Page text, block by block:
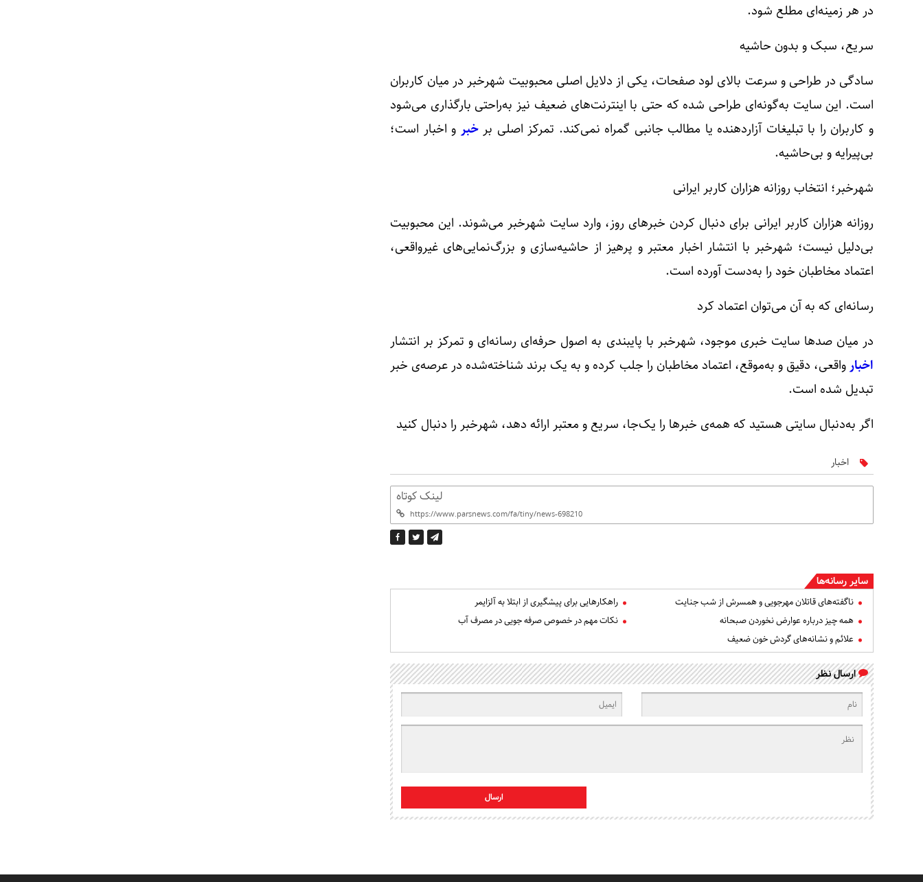
در هر زمینه‌ای مطلع شود.
سریع، سبک و بدون حاشیه
سادگی در طراحی و سرعت بالای لود صفحات، یکی از دلایل اصلی محبوبیت شهرخبر در میان کاربران
است. این سایت به‌گونه‌ای طراحی شده که حتی با اینترنت‌های ضعیف نیز به‌راحتی بارگذاری می‌شود
و کاربران را با تبلیغات آزاردهنده یا مطالب جانبی گمراه نمی‌کند. تمرکز اصلی برخبر و اخبار است؛
بی‌پیرایه و بی‌حاشیه.
شهرخبر؛ انتخاب روزانه هزاران کاربر ایرانی
روزانه هزاران کاربر ایرانی برای دنبال کردن خبرهای روز، وارد سایت شهرخبر می‌شوند. این محبوبیت
بی‌دلیل نیست؛ شهرخبر با انتشار اخبار معتبر و پرهیز از حاشیه‌سازی و بزرگ‌نمایی‌های غیرواقعی،
اعتماد مخاطبان خود را به‌دست آورده است.
رسانه‌ای که به آن می‌توان اعتماد کرد
در میان صدها سایت خبری موجود، شهرخبر با پایبندی به اصول حرفه‌ای رسانه‌ای و تمرکز بر انتشار
اخبار واقعی، دقیق و به‌موقع، اعتماد مخاطبان را جلب کرده و به یک برند شناخته‌شده در عرصه‌ی خبر
تبدیل شده است.
اگر به‌دنبال سایتی هستید که همه‌ی خبرها را یک‌جا، سریع و معتبر ارائه دهد، شهرخبر را دنبال کنید
اخبار
لینک کوتاه
سایر رسانه‌ها
ناگفته‌های قاتلان مهرجویی و همسرش از شب جنایت
راهکارهایی برای پیشگیری از ابتلا به آلزایمر
همه چیز درباره عوارض نخوردن صبحانه
نکات مهم در خصوص صرفه جویی در مصرف آب
علائم و نشانه‌های گردش خون ضعیف
ارسال نظر
ارسال